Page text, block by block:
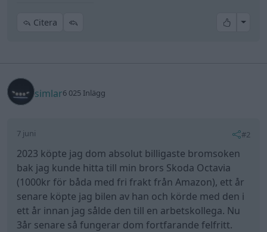
Citera All
simlar6 025 Inlägg
7 juni #2
2023 köpte jag dom absolut billigaste bromsoken
bak jag kunde hitta till min brors Skoda Octavia
(1000kr för båda med fri frakt från Amazon), ett år
senare köpte jag bilen av han och körde med den i
ett år innan jag sålde den till en arbetskollega. Nu
3år senare så fungerar dom fortfarande felfritt.